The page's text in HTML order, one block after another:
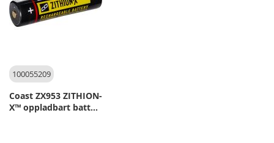
100055209
Coast ZX953 ZITHION-
X™ oppladbart batteri